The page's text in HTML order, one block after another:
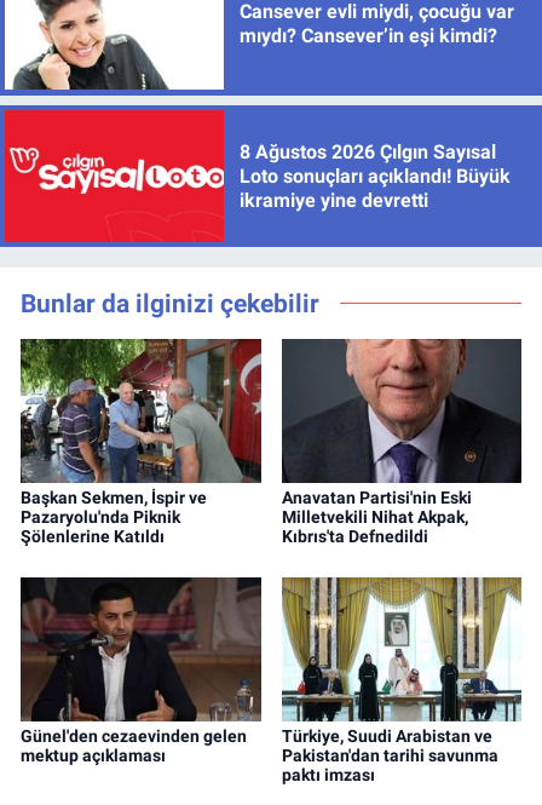
Cansever evli miydi, çocuğu var
mıydı? Cansever’in eşi kimdi?
8 Ağustos 2026 Çılgın Sayısal
Loto sonuçları açıklandı! Büyük
ikramiye yine devretti
Bunlar da ilginizi çekebilir
Başkan Sekmen, İspir ve
Pazaryolu'nda Piknik
Şölenlerine Katıldı
Anavatan Partisi'nin Eski
Milletvekili Nihat Akpak,
Kıbrıs'ta Defnedildi
Günel'den cezaevinden gelen
mektup açıklaması
Türkiye, Suudi Arabistan ve
Pakistan'dan tarihi savunma
paktı imzası